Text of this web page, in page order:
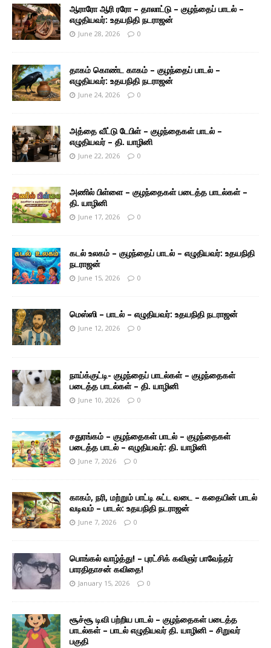
ஆராரோ ஆரி ரரோ – தாலாட்டு – குழந்தைப் பாடல் –
எழுதியவர்: உதயநிதி நடராஜன்
June 28, 2026 0
தாகம் கொண்ட காகம் – குழந்தைப் பாடல் –
எழுதியவர்: உதயநிதி நடராஜன்
June 24, 2026 0
அத்தை வீட்டு டேபிள் – குழந்தைகள் பாடல் –
எழுதியவர் – தி. யாழினி
June 22, 2026 0
அணில் பிள்ளை – குழந்தைகள் படைத்த பாடல்கள் –
தி. யாழினி
June 17, 2026 0
கடல் உலகம் – குழந்தைப் பாடல் – எழுதியவர்: உதயநிதி
நடராஜன்
June 15, 2026 0
மெஸ்ஸி – பாடல் – எழுதியவர்: உதயநிதி நடராஜன்
June 12, 2026 0
நாய்க்குட்டி- குழந்தைப் பாடல்கள் – குழந்தைகள்
படைத்த பாடல்கள் – தி. யாழினி
June 10, 2026 0
சதுரங்கம் – குழந்தைகள் பாடல் – குழந்தைகள்
படைத்த பாடல் – எழுதியவர்: தி. யாழினி
June 7, 2026 0
காகம், நரி, மற்றும் பாட்டி சுட்ட வடை – கதையின் பாடல்
வடிவம் – பாடல்: உதயநிதி நடராஜன்
June 7, 2026 0
பொங்கல் வாழ்த்து! – புரட்சிக் கவிஞர் பாவேந்தர்
பாரதிதாசன் கவிதை!
January 15, 2026 0
சூச்சூ டிவி பற்றிய பாடல் – குழந்தைகள் படைத்த
பாடல்கள் – பாடல் எழுதியவர் தி. யாழினி – சிறுவர்
பகுதி